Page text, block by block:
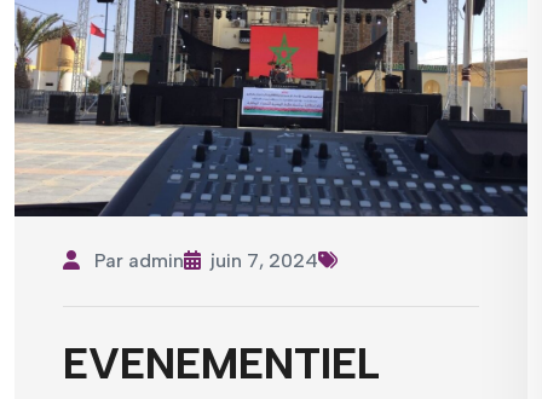
Par admin juin 7, 2024
EVENEMENTIEL